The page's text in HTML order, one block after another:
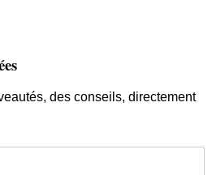
des conseils, directement